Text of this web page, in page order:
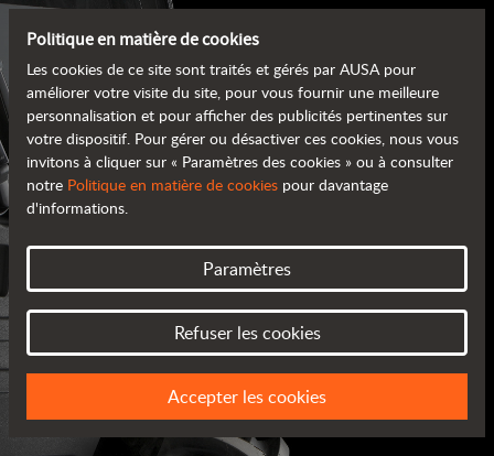
CATALOGUES AUSA
TOUS LES RENSEIGNEMENTS
DONT VOUS AVEZ BESOIN
Politique en matière de cookies
Les cookies de ce site sont traités et gérés par AUSA pour
améliorer votre visite du site, pour vous fournir une meilleure
personnalisation et pour afficher des publicités pertinentes sur
votre dispositif. Pour gérer ou désactiver ces cookies, nous vous
invitons à cliquer sur « Paramètres des cookies » ou à consulter
notre Politique en matière de cookies pour davantage
d'informations.
Paramètres
Refuser les cookies
Accepter les cookies